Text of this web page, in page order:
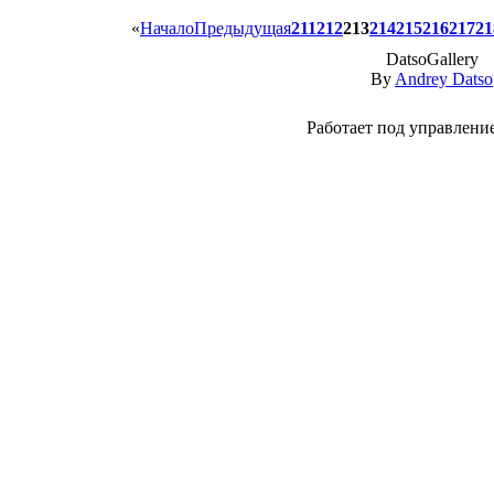
«НачалоПредыдущая211212213214215216217
DatsoGallery
By Andrey Datso
Работает под